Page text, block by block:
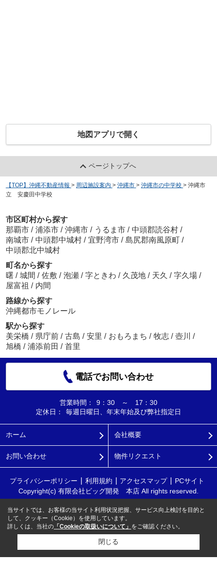
地図アプリで開く
ページトップへ
【TOP】沖縄不動産情報 > 周辺施設案内 > 沖縄市 > 沖縄市の中学校 > 沖縄市
立 安慶田中学校
市区町村から探す
那覇市 / 浦添市 / 沖縄市 / うるま市 / 中頭郡読谷村 /
南城市 / 中頭郡中城村 / 宜野湾市 / 島尻郡南風原町 /
中頭郡北中城村
町名から探す
曙 / 城間 / 佐敷 / 泡瀬 / 字ときわ / 久茂地 / 天久 / 字久場 /
屋富祖 / 内間
路線から探す
沖縄都市モノレール
駅から探す
美栄橋 / 県庁前 / 古島 / 安里 / おもろまち / 牧志 / 壺川
/
旭橋 / 浦添前田 / 首里
電話でお問い合わせ
営業時間：
9：30 ～ 17：30
定休日：
毎週日曜日、年末年始及び弊社指定日
ホーム 会社概要
お問い合わせ 物件リクエスト
プライバシーポリシー 利用規約 アクセスマップ
PCサイト
Copyright(c) 有限会社ビッグ開発 本店 All rights reserved.
当サイトでは、お客様の当サイト利用状況把握、サービス向上検討を目的と
して、クッキー（Cookie）を使用しています。
詳しくは、当社の 「Cookieの取扱いについて」 をご確認ください。
閉じる